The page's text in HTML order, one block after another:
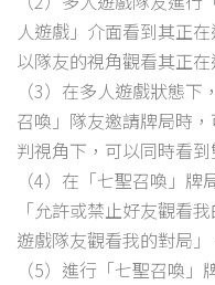
人遊戲」介面看到其正
以隊友的視角觀看其正在
（3）在多人遊戲狀態
召喚」隊友邀請牌局時
判視角下，可以同時看
（4）在「七聖召喚」
「允許或禁止好友觀看
遊戲隊友觀看我的對局」
（5）進行「七聖召喚